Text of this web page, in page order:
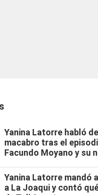
Yanina Latorre habló
macabro tras el
Facundo Moyano y su
Yanina Latorre mandó
a La Joaqui y contó